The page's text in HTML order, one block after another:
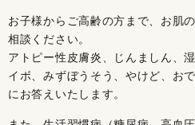
お子様からご高齢の方まで、お肌
相談ください。
アトピー性皮膚炎、じんましん、
イボ、みずぼうそう、やけど、お
にお答えいたします。